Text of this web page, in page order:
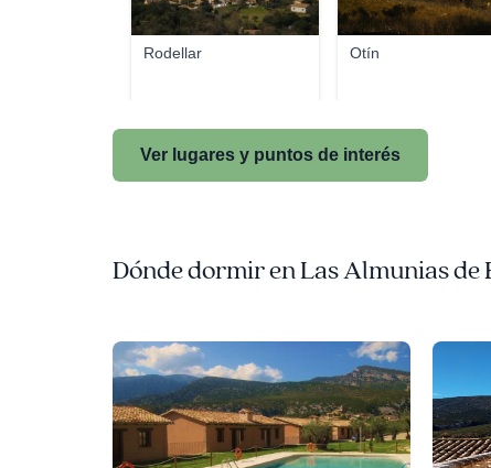
Rodellar Otín
Ver lugares y puntos de interés
Dónde dormir en Las Almunias de